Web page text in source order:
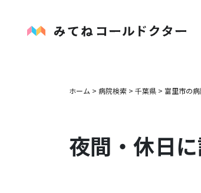
ホーム > 病院検索 > 千葉県 > 富里市の
夜間・休日